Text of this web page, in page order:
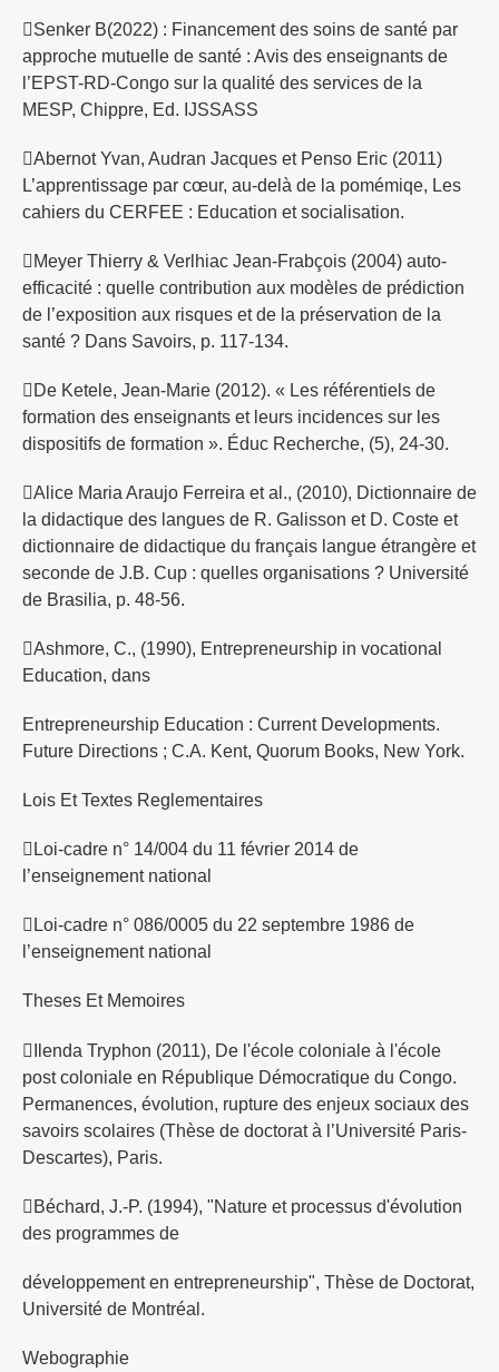
Senker B(2022) : Financement des soins de santé par
approche mutuelle de santé : Avis des enseignants de
l’EPST-RD-Congo sur la qualité des services de la
MESP, Chippre, Ed. IJSSASS
Abernot Yvan, Audran Jacques et Penso Eric (2011)
L’apprentissage par cœur, au-delà de la pomémiqe, Les
cahiers du CERFEE : Education et socialisation.
Meyer Thierry & Verlhiac Jean-Frabçois (2004) auto-
efficacité : quelle contribution aux modèles de prédiction
de l’exposition aux risques et de la préservation de la
santé ? Dans Savoirs, p. 117-134.
De Ketele, Jean-Marie (2012). « Les référentiels de
formation des enseignants et leurs incidences sur les
dispositifs de formation ». Éduc Recherche, (5), 24-30.
Alice Maria Araujo Ferreira et al., (2010), Dictionnaire de
la didactique des langues de R. Galisson et D. Coste et
dictionnaire de didactique du français langue étrangère et
seconde de J.B. Cup : quelles organisations ? Université
de Brasilia, p. 48-56.
Ashmore, C., (1990), Entrepreneurship in vocational
Education, dans
Entrepreneurship Education : Current Developments.
Future Directions ; C.A. Kent, Quorum Books, New York.
Lois Et Textes Reglementaires
Loi-cadre n° 14/004 du 11 février 2014 de
l’enseignement national
Loi-cadre n° 086/0005 du 22 septembre 1986 de
l’enseignement national
Theses Et Memoires
Ilenda Tryphon (2011), De l'école coloniale à l'école
post coloniale en République Démocratique du Congo.
Permanences, évolution, rupture des enjeux sociaux des
savoirs scolaires (Thèse de doctorat à l’Université Paris-
Descartes), Paris.
Béchard, J.-P. (1994), "Nature et processus d'évolution
des programmes de
développement en entrepreneurship", Thèse de Doctorat,
Université de Montréal.
Webographie